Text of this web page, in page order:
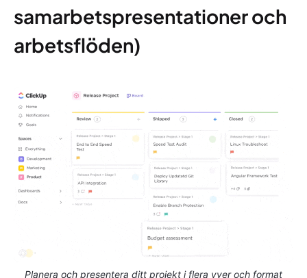
samarbetspresentationer och
arbetsflöden)
Planera och presentera ditt projekt i flera vyer och format